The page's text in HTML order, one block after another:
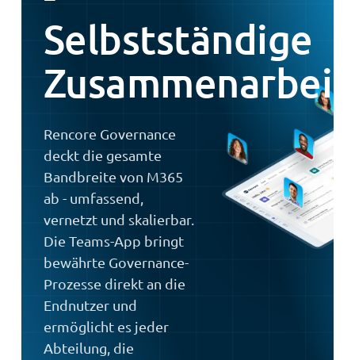
Selbstständige
Zusammenarbeit
Rencore Governance
deckt die gesamte
Bandbreite von M365
ab - umfassend,
vernetzt und skalierbar.
Die Teams-App bringt
bewährte Governance-
Prozesse direkt an die
Endnutzer und
ermöglicht es jeder
Abteilung, die